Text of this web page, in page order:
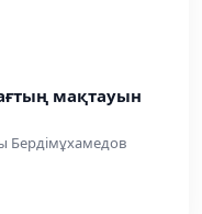
мақтауын
Бердімұхамедов